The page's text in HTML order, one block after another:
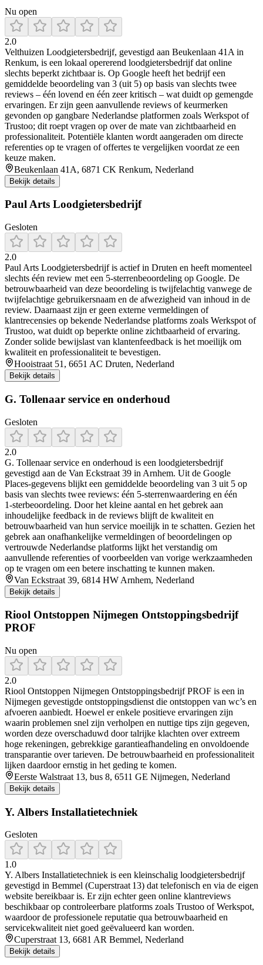
Nu open
2.0
Velthuizen Loodgietersbedrijf, gevestigd aan Beukenlaan 41A in
Renkum, is een lokaal opererend loodgietersbedrijf dat online
slechts beperkt zichtbaar is. Op Google heeft het bedrijf een
gemiddelde beoordeling van 3 (uit 5) op basis van slechts twee
reviews – één lovend en één zeer kritisch – wat duidt op gemengde
ervaringen. Er zijn geen aanvullende reviews of keurmerken
gevonden op gangbare Nederlandse platformen zoals Werkspot of
Trustoo; dit roept vragen op over de mate van zichtbaarheid en
professionaliteit. Potentiële klanten wordt aangeraden om directe
referenties op te vragen of offertes te vergelijken voordat ze een
keuze maken.
Beukenlaan 41A, 6871 CK Renkum, Nederland
Bekijk details
Paul Arts Loodgietersbedrijf
Gesloten
2.0
Paul Arts Loodgietersbedrijf is actief in Druten en heeft momenteel
slechts één review met een 5-sterrenbeoordeling op Google. De
betrouwbaarheid van deze beoordeling is twijfelachtig vanwege de
twijfelachtige gebruikersnaam en de afwezigheid van inhoud in de
review. Daarnaast zijn er geen externe vermeldingen of
klantrecensies op bekende Nederlandse platforms zoals Werkspot of
Trustoo, wat duidt op beperkte online zichtbaarheid of ervaring.
Zonder solide bewijslast van klantenfeedback is het moeilijk om
kwaliteit en professionaliteit te bevestigen.
Hooistraat 51, 6651 AC Druten, Nederland
Bekijk details
G. Tollenaar service en onderhoud
Gesloten
2.0
G. Tollenaar service en onderhoud is een loodgietersbedrijf
gevestigd aan de Van Eckstraat 39 in Arnhem. Uit de Google
Places‑gegevens blijkt een gemiddelde beoordeling van 3 uit 5 op
basis van slechts twee reviews: één 5‑sterrenwaardering en één
1‑sterbeoordeling. Door het kleine aantal en het gebrek aan
inhoudelijke feedback in de reviews blijft de kwaliteit en
betrouwbaarheid van hun service moeilijk in te schatten. Gezien het
gebrek aan onafhankelijke vermeldingen of beoordelingen op
vertrouwde Nederlandse platforms lijkt het verstandig om
aanvullende referenties of voorbeelden van vorige werkzaamheden
op te vragen om een betere inschatting te kunnen maken.
Van Eckstraat 39, 6814 HW Arnhem, Nederland
Bekijk details
Riool Ontstoppen Nijmegen Ontstoppingsbedrijf
PROF
Nu open
2.0
Riool Ontstoppen Nijmegen Ontstoppingsbedrijf PROF is een in
Nijmegen gevestigde ontstoppingsdienst die ontstoppen van wc’s en
afvoeren aanbiedt. Hoewel er enkele positieve ervaringen zijn
waarin problemen snel zijn verholpen en nuttige tips zijn gegeven,
worden deze overschaduwd door talrijke klachten over extreem
hoge rekeningen, gebrekkige garantieafhandeling en onvoldoende
transparantie over tarieven. De betrouwbaarheid en professionaliteit
lijken daardoor ernstig in het geding te komen.
Eerste Walstraat 13, bus 8, 6511 GE Nijmegen, Nederland
Bekijk details
Y. Albers Installatietechniek
Gesloten
1.0
Y. Albers Installatietechniek is een kleinschalig loodgietersbedrijf
gevestigd in Bemmel (Cuperstraat 13) dat telefonisch en via de eigen
website bereikbaar is. Er zijn echter geen online klantreviews
beschikbaar op controleerbare platforms zoals Trustoo of Werkspot,
waardoor de professionele reputatie qua betrouwbaarheid en
servicekwaliteit niet goed geëvalueerd kan worden.
Cuperstraat 13, 6681 AR Bemmel, Nederland
Bekijk details